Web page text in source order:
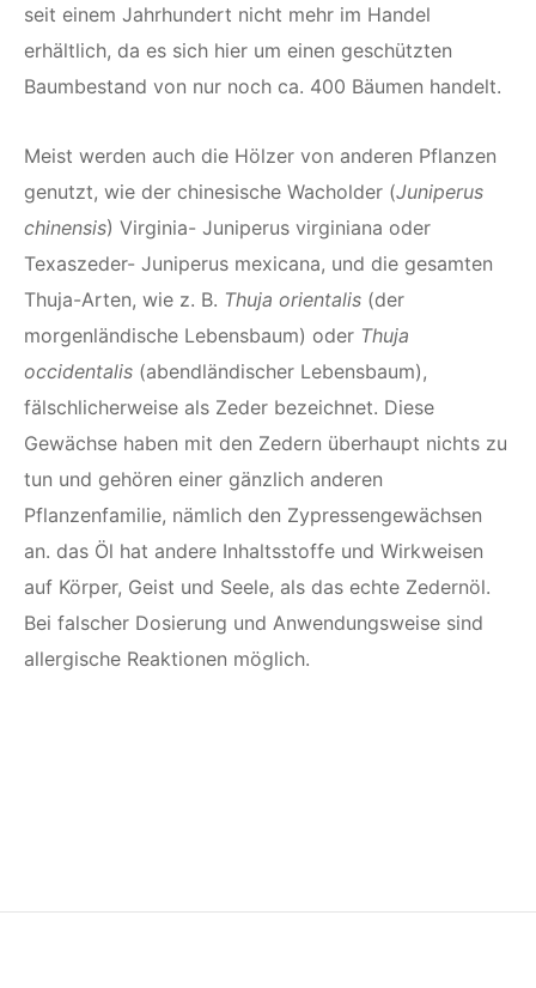
seit einem Jahrhundert nicht mehr im Handel
erhältlich, da es sich hier um einen geschützten
Baumbestand von nur noch ca. 400 Bäumen handelt.
Meist werden auch die Hölzer von anderen Pflanzen
genutzt, wie der chinesische Wacholder (Juniperus
chinensis) Virginia- Juniperus virginiana oder
Texaszeder- Juniperus mexicana, und die gesamten
Thuja-Arten, wie z. B. Thuja orientalis (der
morgenländische Lebensbaum) oder Thuja
occidentalis (abendländischer Lebensbaum),
fälschlicherweise als Zeder bezeichnet. Diese
Gewächse haben mit den Zedern überhaupt nichts zu
tun und gehören einer gänzlich anderen
Pflanzenfamilie, nämlich den Zypressengewächsen
an. das Öl hat andere Inhaltsstoffe und Wirkweisen
auf Körper, Geist und Seele, als das echte Zedernöl.
Bei falscher Dosierung und Anwendungsweise sind
allergische Reaktionen möglich.